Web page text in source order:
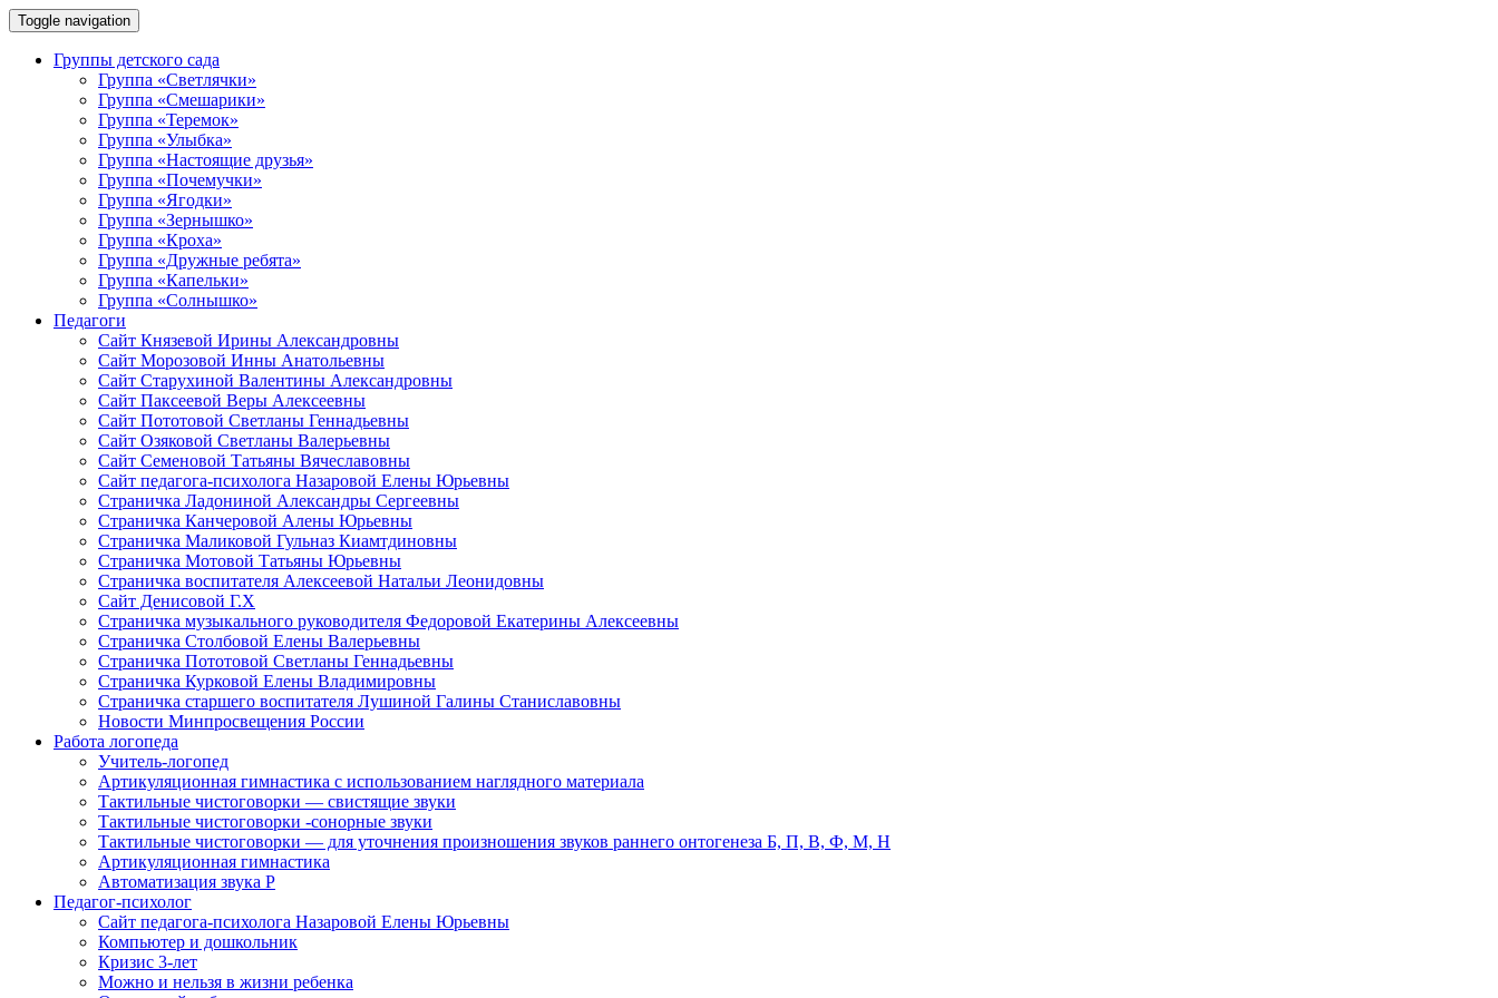
Toggle navigation
Группы детского сада
Группа «Светлячки»
Группа «Смешарики»
Группа «Теремок»
Группа «Улыбка»
Группа «Настоящие друзья»
Группа «Почемучки»
Группа «Ягодки»
Группа «Зернышко»
Группа «Кроха»
Группа «Дружные ребята»
Группа «Капельки»
Группа «Солнышко»
Педагоги
Сайт Князевой Ирины Александровны
Сайт Морозовой Инны Анатольевны
Сайт Старухиной Валентины Александровны
Сайт Паксеевой Веры Алексеевны
Сайт Пототовой Светланы Геннадьевны
Сайт Озяковой Светланы Валерьевны
Сайт Семеновой Татьяны Вячеславовны
Сайт педагога-психолога Назаровой Елены Юрьевны
Страничка Ладониной Александры Сергеевны
Страничка Канчеровой Алены Юрьевны
Страничка Маликовой Гульназ Киамтдиновны
Страничка Мотовой Татьяны Юрьевны
Cтраничка воспитателя Алексеевой Натальи Леонидовны
Сайт Денисовой Г.Х
Страничка музыкального руководителя Федоровой Екатерины Алексеевны
Страничка Столбовой Елены Валерьевны
Страничка Пототовой Светланы Геннадьевны
Страничка Курковой Елены Владимировны
Страничка старшего воспитателя Лушиной Галины Станиславовны
Новости Минпросвещения России
Работа логопеда
Учитель-логопед
Артикуляционная гимнастика с использованием наглядного материала
Тактильные чистоговорки — свистящие звуки
Тактильные чистоговорки -сонорные звуки
Тактильные чистоговорки — для уточнения произношения звуков раннего онтогенеза Б, П, В, Ф, М, Н
Артикуляционная гимнастика
Автоматизация звука Р
Педагог-психолог
Сайт педагога-психолога Назаровой Елены Юрьевны
Компьютер и дошкольник
Кризис 3-лет
Можно и нельзя в жизни ребенка